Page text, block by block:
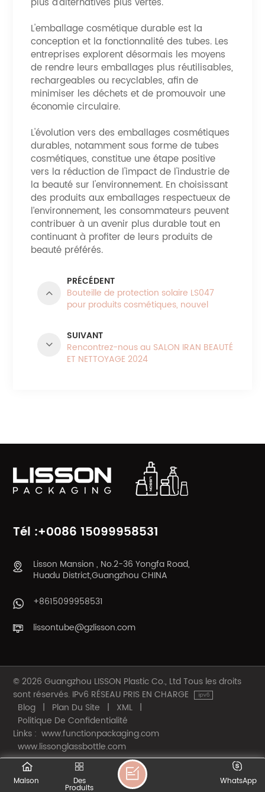
L'emballage cosmétique durable est la
conception et la fonctionnalité des tubes. Les
entreprises explorent désormais les moyens
de rendre leurs emballages plus réutilisables,
rechargeables ou recyclables, afin de
minimiser les déchets et de promouvoir une
économie circulaire.
L'évolution vers des emballages cosmétiques
durables, notamment sous forme de tubes
cosmétiques, constitue une étape positive
vers la réduction de l'impact de l'industrie de
la beauté sur l'environnement. En choisissant
des produits aux emballages respectueux de
l’environnement, les consommateurs peuvent
contribuer à un avenir plus durable tout en
continuant à profiter de leurs produits de
beauté préférés.
PRÉCÉDENT
Bouteille de protection solaire LS047
pour produits cosmétiques, nouvel
SUIVANT
Rencontrez-nous au SALON IRAN BEAUTÉ
ET NETTOYAGE 2024
Tél :+0086 15099958531
Lisson Mansion , No.2-36 Yongfa Road,
Huadu District,Guangzhou CHINA
+8615099958531
lissontube@gzlisson.com
© 2026 Guangzhou LISSON Plastic Co., Ltd Tous les droits
sont réservés. IPv6 RÉSEAU PRIS EN CHARGE
Blog | Plan Du Site | XML |
Politique De Confidentialité
Links : www.functionpackaging.com
www.lissonglassbottle.com
Maison Des
Produits
WhatsApp